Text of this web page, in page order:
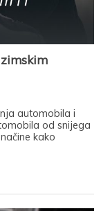
automobila i
od snijega
kako